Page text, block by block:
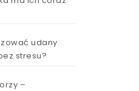
udany
stresu?
–